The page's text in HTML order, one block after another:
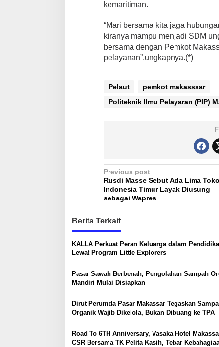
kemaritiman.
“Mari bersama kita jaga
kiranya mampu menjadi SDM
bersama dengan Pemkot
pelayanan”,ungkapnya.(*)
Pelaut
pemkot makasssar
Politeknik Ilmu Pelayaran (PIP)
P
o
s
t
n
a
v
i
g
t
o
Previous post
Rusdi Masse Sebut Ada Lima
Indonesia Timur Layak Diusung
sebagai Wapres
Berita Terkait
KALLA Perkuat Peran Keluarga dalam
Lewat Program Little Explorers
Pasar Sawah Berbenah, Pengolahan Sampah
Mandiri Mulai Disiapkan
Dirut Perumda Pasar Makassar Tegaskan
Organik Wajib Dikelola, Bukan Dibuang ke TPA
Road To 6TH Anniversary, Vasaka Hotel
CSR Bersama TK Pelita Kasih, Tebar